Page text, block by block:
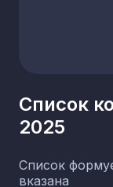
Список
2025
Список
вказана